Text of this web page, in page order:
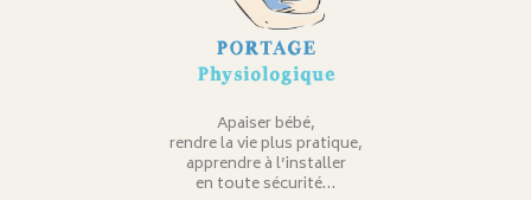
PORTAGE
Physiologique
Apaiser bébé,
rendre la vie plus pratique,
apprendre à l’installer
en toute sécurité…